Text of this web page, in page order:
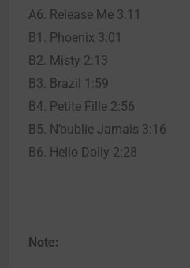
A6. Release Me 3:11
B1. Phoenix 3:01
B2. Misty 2:13
B3. Brazil 1:59
B4. Petite Fille 2:56
B5. N’oublie Jamais 3:16
B6. Hello Dolly 2:28
Note: